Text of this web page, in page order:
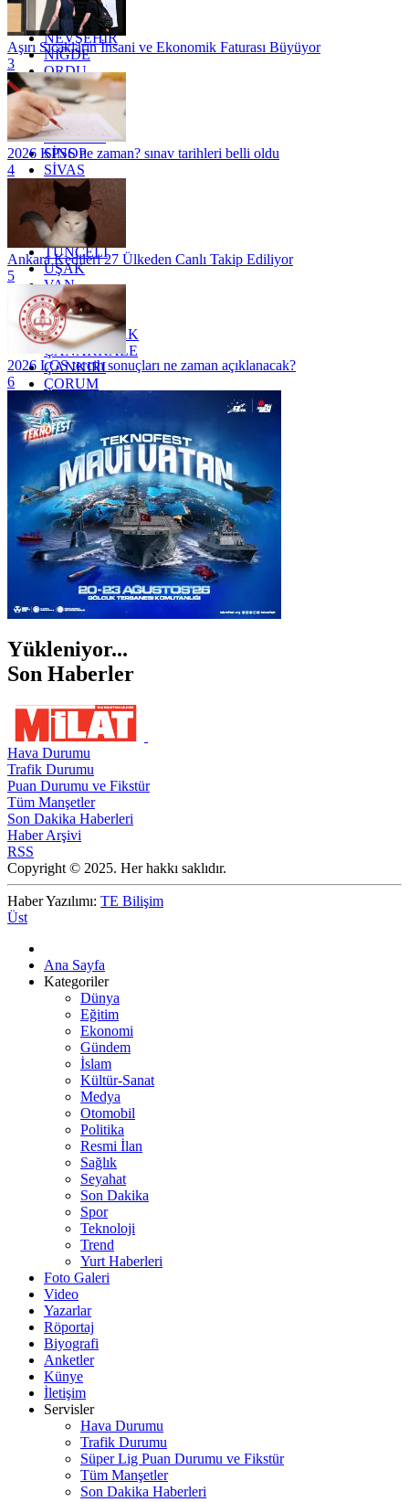
MUĞLA
MUŞ
NEVŞEHİR
NİĞDE
ORDU
OSMANİYE
RİZE
SAKARYA
SAMSUN
SİNOP
SİVAS
SİİRT
TEKİRDAĞ
TOKAT
TRABZON
TUNCELİ
UŞAK
VAN
YALOVA
YOZGAT
ZONGULDAK
ÇANAKKALE
ÇANKIRI
ÇORUM
İSTANBUL
İZMİR
ŞANLIURFA
ŞIRNAK
Aşırı Sıcakların İnsani ve Ekonomik Faturası Büyüyor
3
2026 KPSS ne zaman? sınav tarihleri belli oldu
4
Ankara Kedileri 27 Ülkeden Canlı Takip Ediliyor
5
2026 LGS tercih sonuçları ne zaman açıklanacak?
6
Yükleniyor...
Son Haberler
Hava Durumu
Trafik Durumu
Puan Durumu ve Fikstür
Tüm Manşetler
Son Dakika Haberleri
Haber Arşivi
RSS
Copyright © 2025. Her hakkı saklıdır.
Haber Yazılımı: TE Bilişim
Üst
Ana Sayfa
Kategoriler
Dünya
Eğitim
Ekonomi
Gündem
İslam
Kültür-Sanat
Medya
Otomobil
Politika
Resmi İlan
Sağlık
Seyahat
Son Dakika
Spor
Teknoloji
Trend
Yurt Haberleri
Foto Galeri
Video
Yazarlar
Röportaj
Biyografi
Anketler
Künye
İletişim
Servisler
Hava Durumu
Trafik Durumu
Süper Lig Puan Durumu ve Fikstür
Tüm Manşetler
Son Dakika Haberleri